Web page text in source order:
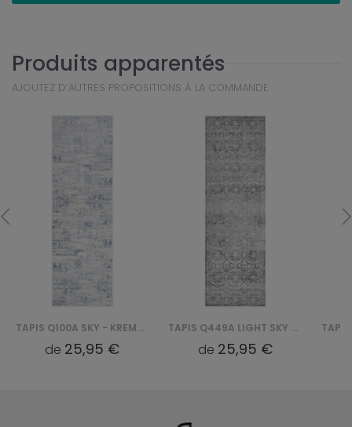
Produits apparentés
AJOUTEZ D’AUTRES PROPOSITIONS À LA COMMANDE
TAPIS Q100A SKY - KREMOWY
de 25,95 €
TAPIS Q449A LIGHT SKY - SZARY
de 25,95 €